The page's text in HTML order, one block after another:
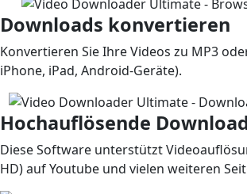
Downloads konvertieren
Konvertieren Sie Ihre Videos zu MP3
iPhone, iPad, Android-Geräte).
Hochauflösende
Diese Software unterstützt
HD) auf Youtube und vielen weiteren